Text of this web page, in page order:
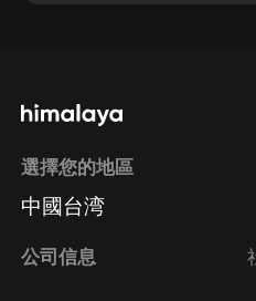
選擇您的地區
中國台湾
公司信息